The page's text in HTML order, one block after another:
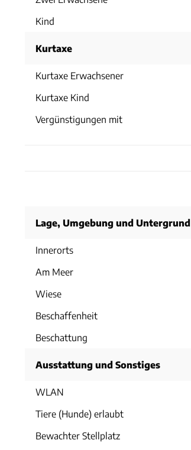
Kind
Kurtaxe
Kurtaxe Erwachsener
Kurtaxe Kind
Vergünstigungen mit
Lage, Umgebung und Untergrund
Innerorts
Am Meer
Wiese
Beschaffenheit
Beschattung
Ausstattung und Sonstiges
WLAN
Tiere (Hunde) erlaubt
Bewachter Stellplatz